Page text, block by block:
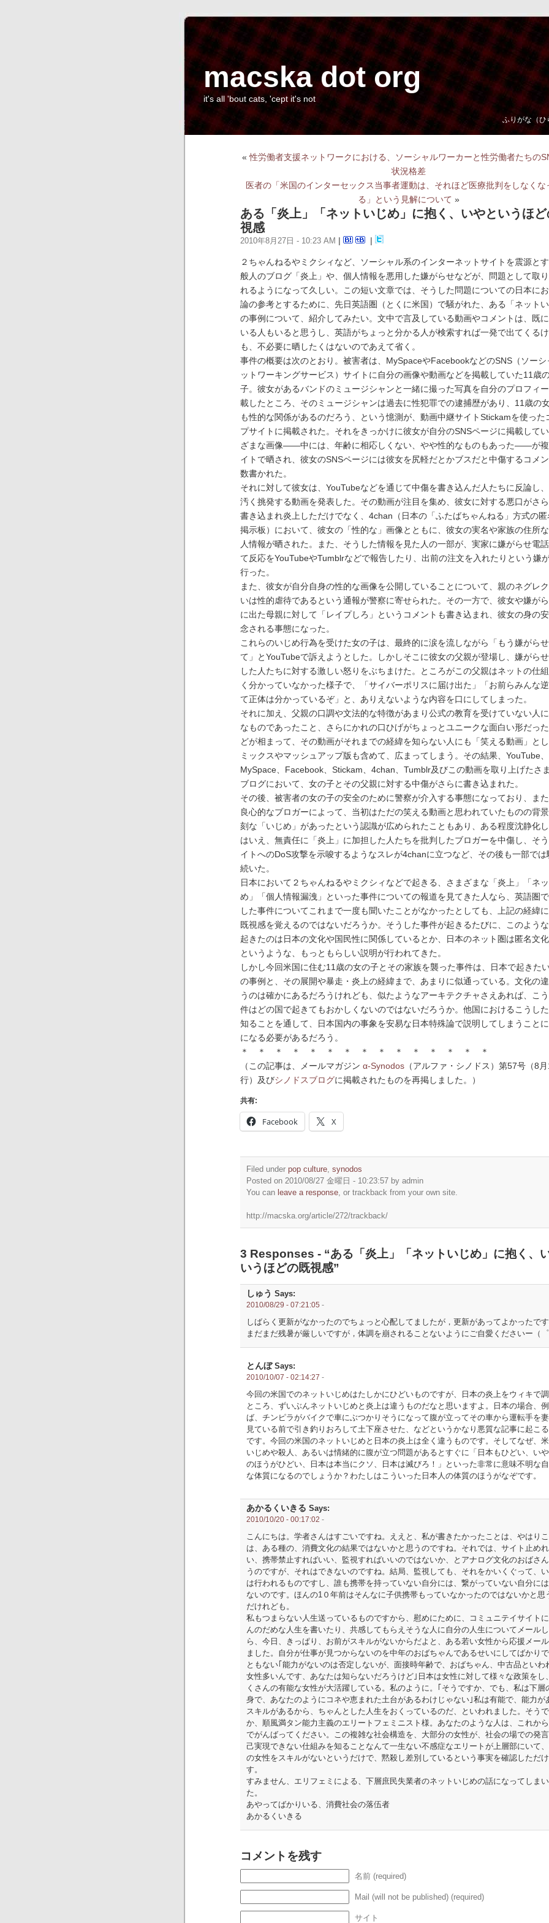
macska dot org
it's all 'bout cats, 'cept it's not
ふりがな（ひ
«性労働者支援ネットワークにおける、ソーシャルワーカーと性労働者たちの
状況格差
医者の「米国のインターセックス当事者運動は、それほど医療批判をしなくな
る」という見解について »
ある「炎上」「ネットいじめ」に抱く、いやというほ
視感
2010年8月27日 - 10:23 AM
２ちゃんねるやミクシィなど、ソーシャル系のインターネットサイトを震源と
般人のブログ「炎上」や、個人情報を悪用した嫌がらせなどが、問題として取
れるようになって久しい。この短い文章では、そうした問題についての日本に
論の参考とするために、先日英語圏（とくに米国）で騒がれた、ある「ネットい
の事例について、紹介してみたい。文中で言及している動画やコメントは、既
いる人もいると思うし、英語がちょっと分かる人が検索すれば一発で出てくる
も、不必要に晒したくはないのであえて省く。
事件の概要は次のとおり。被害者は、MySpaceやFacebookなどのSNS（ソーシ
ットワーキングサービス）サイトに自分の画像や動画などを掲載していた11歳
子。彼女があるバンドのミュージシャンと一緒に撮った写真を自分のプロフィ
載したところ、そのミュージシャンは過去に性犯罪での逮捕歴があり、11歳の
も性的な関係があるのだろう、という憶測が、動画中継サイトStickamを使った
プサイトに掲載された。それをきっかけに彼女が自分のSNSページに掲載して
ざまな画像——中には、年齢に相応しくない、やや性的なものもあった——が
イトで晒され、彼女のSNSページには彼女を尻軽だとかブスだと中傷するコメ
数書かれた。
それに対して彼女は、YouTubeなどを通じて中傷を書き込んだ人たちに反論し
汚く挑発する動画を発表した。その動画が注目を集め、彼女に対する悪口がさ
書き込まれ炎上しただけでなく、4chan（日本の「ふたばちゃんねる」方式の
掲示板）において、彼女の「性的な」画像とともに、彼女の実名や家族の住所
人情報が晒された。また、そうした情報を見た人の一部が、実家に嫌がらせ電
て反応をYouTubeやTumblrなどで報告したり、出前の注文を入れたりという嫌
行った。
また、彼女が自分自身の性的な画像を公開していることについて、親のネグレ
いは性的虐待であるという通報が警察に寄せられた。その一方で、彼女や嫌が
に出た母親に対して「レイプしろ」というコメントも書き込まれ、彼女の身の
念される事態になった。
これらのいじめ行為を受けた女の子は、最終的に涙を流しながら「もう嫌がら
て」とYouTubeで訴えようとした。しかしそこに彼女の父親が登場し、嫌がら
した人たちに対する激しい怒りをぶちまけた。ところがこの父親はネットの仕
く分かっていなかった様子で、「サイバーポリスに届け出た」「お前らみんな
て正体は分かっているぞ」と、ありえないような内容を口にしてしまった。
それに加え、父親の口調や文法的な特徴があまり公式の教育を受けていない人
なものであったこと、さらにかれの口ひげがちょっとユニークな面白い形だっ
どが相まって、その動画がそれまでの経緯を知らない人にも「笑える動画」と
ミックスやマッシュアップ版も含めて、広まってしまう。その結果、YouTube、
MySpace、Facebook、Stickam、4chan、Tumblr及びこの動画を取り上げたさ
ブログにおいて、女の子とその父親に対する中傷がさらに書き込まれた。
その後、被害者の女の子の安全のために警察が介入する事態になっており、ま
良心的なブロガーによって、当初はただの笑える動画と思われていたものの背
刻な「いじめ」があったという認識が広められたこともあり、ある程度沈静化
はいえ、無責任に「炎上」に加担した人たちを批判したブロガーを中傷し、そ
イトへのDoS攻撃を示唆するようなスレが4chanに立つなど、その後も一部では
続いた。
日本において２ちゃんねるやミクシィなどで起きる、さまざまな「炎上」「ネ
め」「個人情報漏洩」といった事件についての報道を見てきた人なら、英語圏
した事件についてこれまで一度も聞いたことがなかったとしても、上記の経緯に
既視感を覚えるのではないだろうか。そうした事件が起きるたびに、このよう
起きたのは日本の文化や国民性に関係しているとか、日本のネット圏は匿名文
というような、もっともらしい説明が行われてきた。
しかし今回米国に住む11歳の女の子とその家族を襲った事件は、日本で起きた
の事例と、その展開や暴走・炎上の経緯まで、あまりに似通っている。文化の
うのは確かにあるだろうけれども、似たようなアーキテクチャさえあれば、こ
件はどの国で起きてもおかしくないのではないだろうか。他国におけるこうし
知ることを通して、日本国内の事象を安易な日本特殊論で説明してしまうこと
になる必要があるだろう。
＊ ＊ ＊ ＊ ＊ ＊ ＊ ＊ ＊ ＊ ＊ ＊ ＊ ＊ ＊
（この記事は、メールマガジン α-Synodos （アルファ・シノドス）第57号（8
行）及びシノドスブログに掲載されたものを再掲しました。）
共有:
Facebook X
Filed under pop culture synodos
Posted on 2010/08/27 金曜日 - 10:23:57 by admin
You can leave a response , or trackback from your own site.
http://macska.org/article/272/trackback/
3 Responses - “ある「炎上」「ネットいじめ」に抱く、
いうほどの既視感”
しゅう Says:
2010/08/29 - 07:21:05 -
しばらく更新がなかったのでちょっと心配してましたが，更新があってよかったです
まだまだ残暑が厳しいですが，体調を崩されることないようにご自愛くださいー（
とんぼSays:
2010/10/07 - 02:14:27 -
今回の米国でのネットいじめはたしかにひどいものですが、日本の炎上をウィキで
ところ、ずいぶんネットいじめと炎上は違うものだなと思いますよ。日本の場合、例
ば、チンピラがバイクで車にぶつかりそうになって腹が立ってその車から運転手を
見ている前で引き釣りおろして土下座させた、などというかなり悪質な記事に起こ
です。今回の米国のネットいじめと日本の炎上は全く違うものです。そしてなぜ、
いじめや殺人、あるいは情緒的に腹が立つ問題があるとすぐに「日本もひどい、い
のほうがひどい、日本は本当にクソ、日本は滅びろ！」といった非常に意味不明な
な体質になるのでしょうか？わたしはこういった日本人の体質のほうがなぞです。
あかるくいきる Says:
2010/10/20 - 00:17:02 -
こんにちは。学者さんはすごいですね。ええと、私が書きたかったことは、やはり
は、ある種の、消費文化の結果ではないかと思うのですね。それでは、サイト止め
い、携帯禁止すればいい、監視すればいいのではないか、とアナログ文化のおばさ
うのですが、それはできないのですね。結局、監視しても、それをかいくぐって、
は行われるものですし、誰も携帯を持っていない自分には、繋がっていない自分に
ないのです。ほんの1０年前はそんなに子供携帯もっていなかったのではないかと思
だけれども。
私もつまらない人生送っているものですから、慰めにために、コミュニテイサイト
んのだめな人生を書いたり、共感してもらえそうな人に自分の人生についてメール
ら、今日、きっぱり、お前がスキルがないからだよと、ある若い女性から応援メー
ました。自分が仕事が見つからないのを中年のおばちゃんであるせいにしてばかり
ともない｢能力がないのは否定しないが、面接時年齢で、おばちゃん、中古品といわ
女性多いんです、あなたは知らないだろうけど｣日本は女性に対して様々な政策をし
くさんの有能な女性が大活躍している。私のように。｢そうですか、でも、私は下層
身で、あなたのようにコネや恵まれた土台があるわけじゃない｣私は有能で、能力が
スキルがあるから、ちゃんとした人生をおくっているのだ、といわれました。そう
か、順風満タン能力主義のエリートフェミニスト様。あなたのような人は、これか
でがんばってください。この複雑な社会構造を、大部分の女性が、社会の場での発
己実現できない仕組みを知ることなんて一生ない不感症なエリートが上層部にいて、
の女性をスキルがないというだけで、黙殺し差別しているという事実を確認しただ
す。
すみません、エリフェミによる、下層庶民失業者のネットいじめの話になってしま
た。
あやってばかりいる、消費社会の落伍者
あかるくいきる
コメントを残す
名前 (required)
Mail (will not be published) (required)
サイト